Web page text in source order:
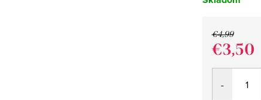
€4,99
€3,50
Jednotková